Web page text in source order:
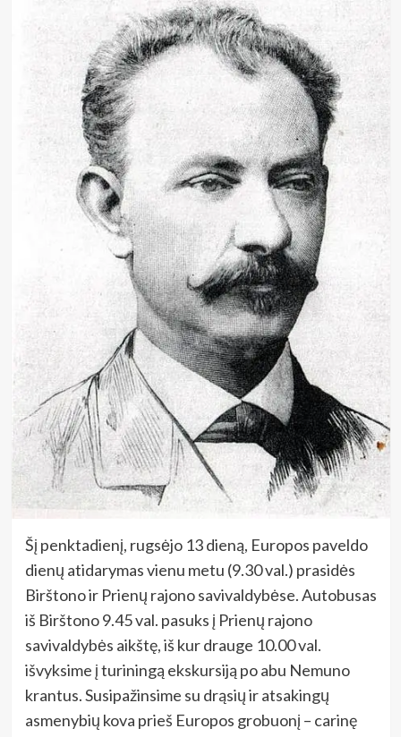
Šį penktadienį, rugsėjo 13 dieną, Europos paveldo
dienų atidarymas vienu metu (9.30 val.) prasidės
Birštono ir Prienų rajono savivaldybėse. Autobusas
iš Birštono 9.45 val. pasuks į Prienų rajono
savivaldybės aikštę, iš kur drauge 10.00 val.
išvyksime į turiningą ekskursiją po abu Nemuno
krantus. Susipažinsime su drąsių ir atsakingų
asmenybių kova prieš Europos grobuonį – carinę